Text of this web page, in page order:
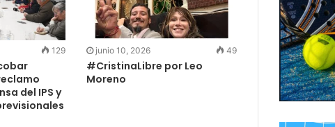
129
del IPS y
junio 10, 2026 49
#CristinaLibre por Leo
Moreno